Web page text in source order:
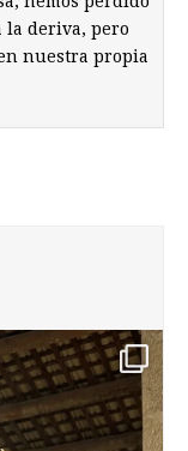
la deriva, pero
nuestra propia